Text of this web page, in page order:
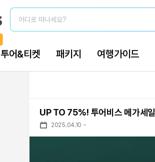
어디로 떠나세요?
투어&티켓 패키지 여행가이드
UP TO 75%! 투어비스 메가세일
2025.04.10 ~